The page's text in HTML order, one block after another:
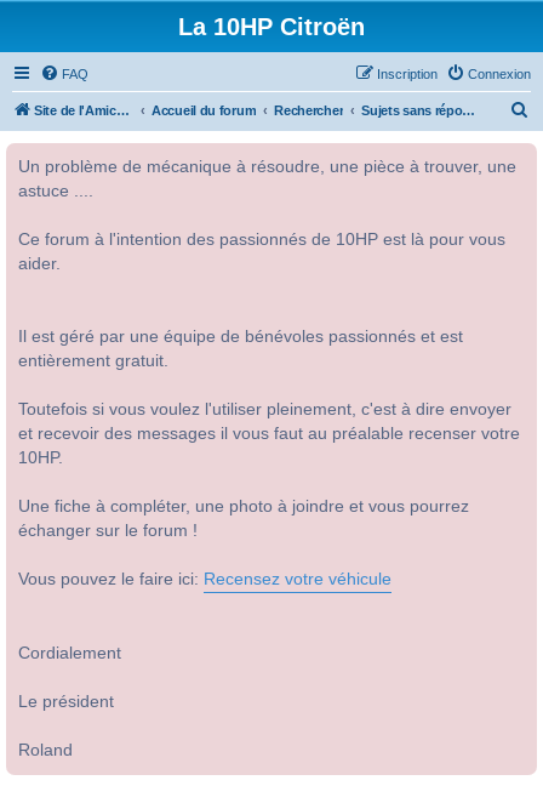
La 10HP Citroën
FAQ Connexion
Inscription
Site de l'Amicale Citroën 10HP Accueil du forum Rechercher Sujets sans réponse
Un problème de mécanique à résoudre, une pièce à trouver, une
astuce ....
Ce forum à l'intention des passionnés de 10HP est là pour vous
aider.
Il est géré par une équipe de bénévoles passionnés et est
entièrement gratuit.
Toutefois si vous voulez l'utiliser pleinement, c'est à dire envoyer
et recevoir des messages il vous faut au préalable recenser votre
10HP.
Une fiche à compléter, une photo à joindre et vous pourrez
échanger sur le forum !
Vous pouvez le faire ici: Recensez votre véhicule
Cordialement
Le président
Roland